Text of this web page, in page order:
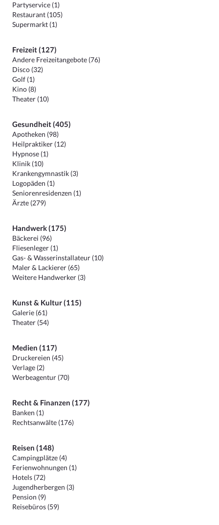
Partyservice (1)
Restaurant (105)
Supermarkt (1)
Freizeit (127)
Andere Freizeitangebote (76)
Disco (32)
Golf (1)
Kino (8)
Theater (10)
Gesundheit (405)
Apotheken (98)
Heilpraktiker (12)
Hypnose (1)
Klinik (10)
Krankengymnastik (3)
Logopäden (1)
Seniorenresidenzen (1)
Ärzte (279)
Handwerk (175)
Bäckerei (96)
Fliesenleger (1)
Gas- & Wasserinstallateur (10)
Maler & Lackierer (65)
Weitere Handwerker (3)
Kunst & Kultur (115)
Galerie (61)
Theater (54)
Medien (117)
Druckereien (45)
Verlage (2)
Werbeagentur (70)
Recht & Finanzen (177)
Banken (1)
Rechtsanwälte (176)
Reisen (148)
Campingplätze (4)
Ferienwohnungen (1)
Hotels (72)
Jugendherbergen (3)
Pension (9)
Reisebüros (59)